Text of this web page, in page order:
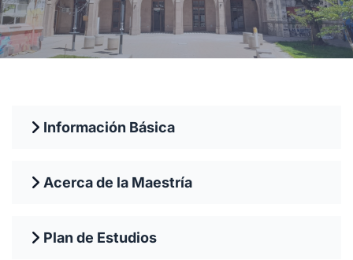
Información Básica
Acerca de la Maestría
Plan de Estudios